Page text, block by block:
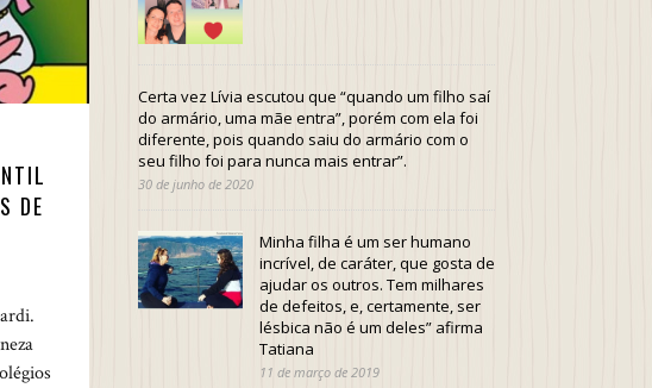
DE
Certa vez Lívia escutou que “quando um filho saí
do armário, uma mãe entra”, porém com ela foi
diferente, pois quando saiu do armário com o
seu filho foi para nunca mais entrar”.
30 de junho de 2020
Minha filha é um ser humano
incrível, de caráter, que gosta de
ajudar os outros. Tem milhares
de defeitos, e, certamente, ser
lésbica não é um deles” afirma
Tatiana
11 de março de 2019